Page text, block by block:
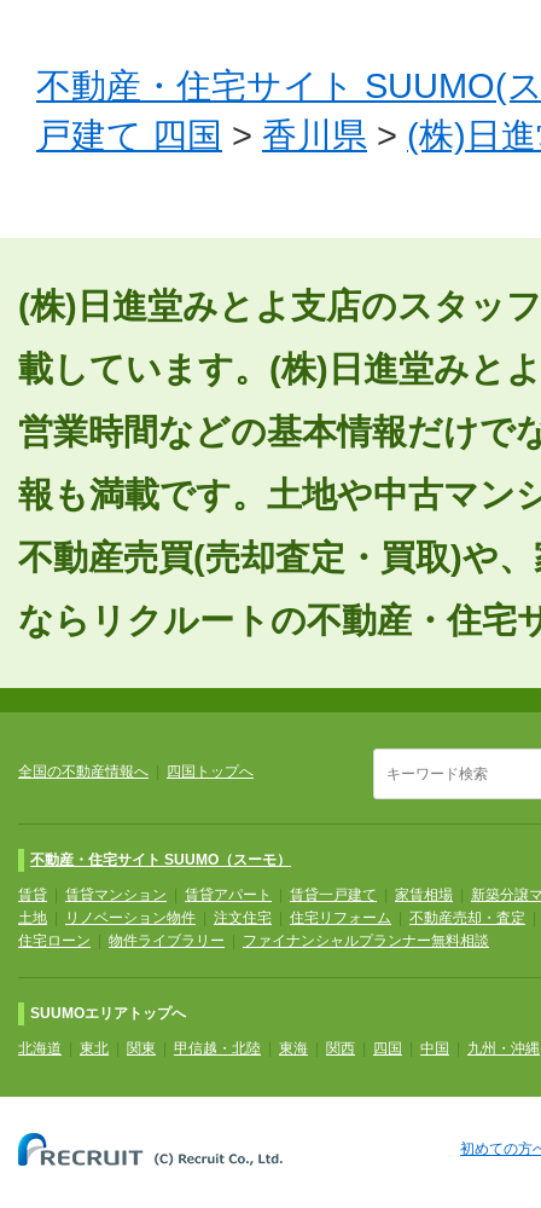
不動産・住宅サイト SUUMO(
戸建て 四国 > 香川県 > (株)日
(株)日進堂みとよ支店のスタッ
載しています。(株)日進堂みと
営業時間などの基本情報だけで
報も満載です。土地や中古マン
不動産売買(売却査定・買取)や
ならリクルートの不動産・住宅
全国の不動産情報へ 四国トップへ
不動産・住宅サイト SUUMO（スーモ）
賃貸 賃貸マンション 賃貸アパート 賃貸一戸建て 家賃相場
新築分譲
土地
リノベーション物件 注文住宅 住宅リフォーム 不動産売却・査定
住宅ローン
物件ライブラリー ファイナンシャルプランナー無料相談
SUUMOエリアトップへ
北海道 東北 関東 甲信越・北陸 東海 関西 四国 中国 九州・沖縄
初めての方